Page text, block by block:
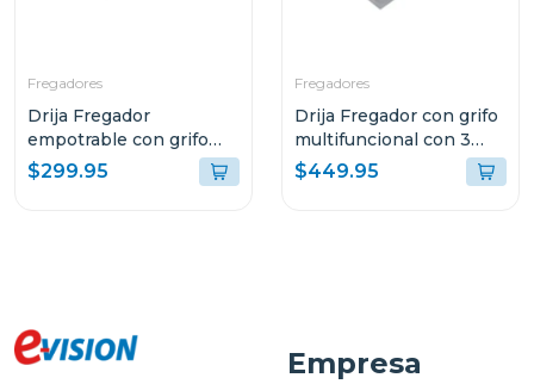
Fregadores
Drija Fregador
empotrable con grifo
multifuncional 61cm
murano
$299.95
Fregadores
Drija Fregador con grifo
multifuncional con 3
modos en acero
inoxidable de 75cm
$449.95
Empresa